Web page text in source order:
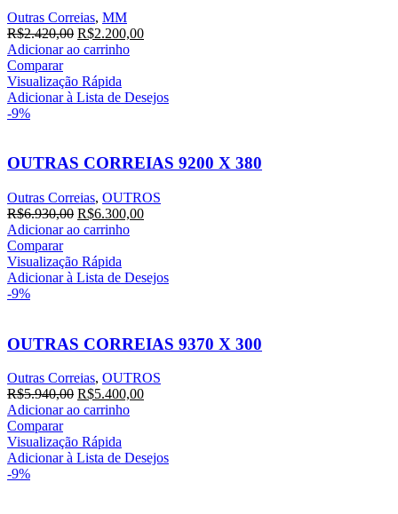
Outras Correias, MM
R$2.420,00 O
preço
era:
R$2.420,00.
R$2.200,00O
R$2.200,00.
Adicionar ao carrinho
Comparar
Visualização Rápida
Adicionar à Lista de Desejos
-9%
OUTRAS CORREIAS 9200 X 380
Outras Correias, OUTROS
R$6.930,00 O
preço
era:
R$6.930,00.
R$6.300,00O
R$6.300,00.
Adicionar ao carrinho
Comparar
Visualização Rápida
Adicionar à Lista de Desejos
-9%
OUTRAS CORREIAS 9370 X 300
Outras Correias, OUTROS
R$5.940,00 O
preço
era:
R$5.940,00.
R$5.400,00O
R$5.400,00.
Adicionar ao carrinho
Comparar
Visualização Rápida
Adicionar à Lista de Desejos
-9%